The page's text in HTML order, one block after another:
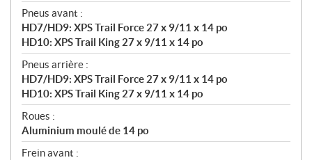
Pneus avant :
HD7/HD9: XPS Trail Force 27 x 9/11 x 14 po
HD10: XPS Trail King 27 x 9/11 x 14 po
Pneus arrière :
HD7/HD9: XPS Trail Force 27 x 9/11 x 14 po
HD10: XPS Trail King 27 x 9/11 x 14 po
Roues :
Aluminium moulé de 14 po
Frein avant :